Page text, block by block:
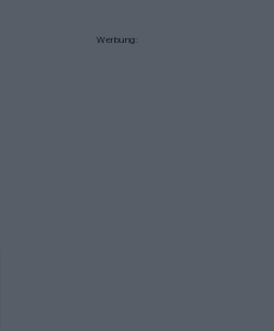
Werbung: